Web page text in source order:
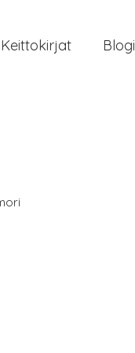
Keittokirjat Blogi